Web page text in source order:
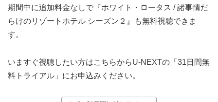
期間中に追加料金なしで『ホワイト・ロータス / 諸事情だ
らけのリゾートホテル シーズン２』も無料視聴できま
す。
いますぐ視聴したい方はこちらからU-NEXTの「31日間無
料トライアル」にお申込みください。